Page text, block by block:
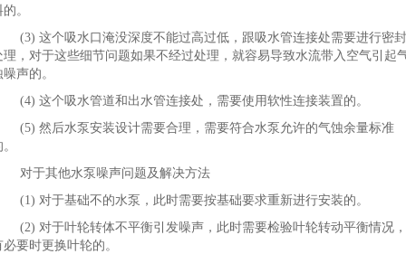
。
(3) 这个吸水口淹没深度不能过高过低，跟吸水管连接处需要进行密封
理，对于这些细节问题如果不经过处理，就容易导致水流带入空气引起
声的。
(4) 这个吸水管道和出水管连接处，需要使用软性连接装置的。
(5) 然后水泵安装设计需要合理，需要符合水泵允许的气蚀余量标准
对于其他水泵噪声问题及解决方法
(1) 对于基础不的水泵，此时需要按基础要求重新进行安装的。
(2) 对于叶轮转体不平衡引发噪声，此时需要检验叶轮转动平衡情况，
必要时更换叶轮的。